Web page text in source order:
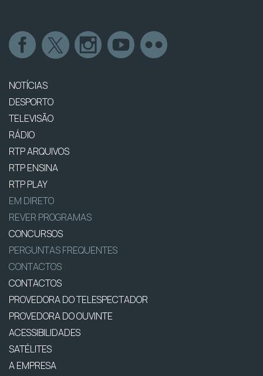
NOTÍCIAS
DESPORTO
TELEVISÃO
RÁDIO
RTP ARQUIVOS
RTP ENSINA
RTP PLAY
EM DIRETO
REVER PROGRAMAS
CONCURSOS
PERGUNTAS FREQUENTES
CONTACTOS
CONTACTOS
PROVEDORA DO TELESPECTADOR
PROVEDORA DO OUVINTE
ACESSIBILIDADES
SATÉLITES
A EMPRESA